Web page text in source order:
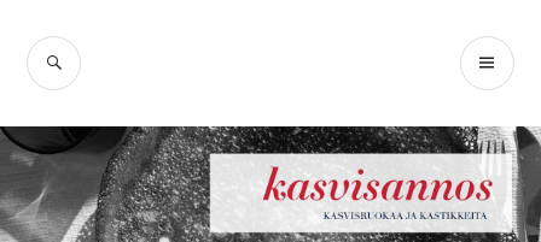
content
SEARCH